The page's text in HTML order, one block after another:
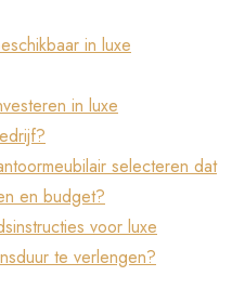
in luxe
in luxe
selecteren dat
en budget?
voor luxe
te verlengen?